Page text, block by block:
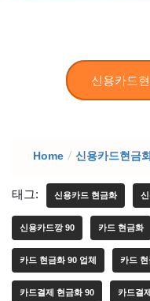
신용카드
Home / 신용카드현금
태그: 신용카드 현금화
신용카드깡 90 카드 현금화
카드 현금화 90 업체 카드 현
카드결제 현금화 90 카드결